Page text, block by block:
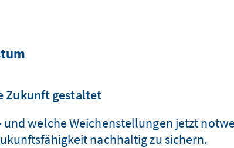
Zukunft gestaltet
welche Weichenstellungen jetzt
nachhaltig zu sichern.